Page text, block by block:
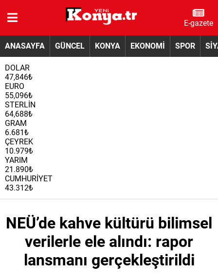
E-gazete
ANASAYFA GÜNCEL KONYA EKONOMİ SPOR
DOLAR
47,846₺
EURO
55,096₺
STERLİN
64,688₺
GRAM
6.681₺
ÇEYREK
10.979₺
YARIM
21.890₺
CUMHURİYET
43.312₺
NEÜ’de kahve kültürü bilimsel
verilerle ele alındı: rapor
lansmanı gerçekleştirildi